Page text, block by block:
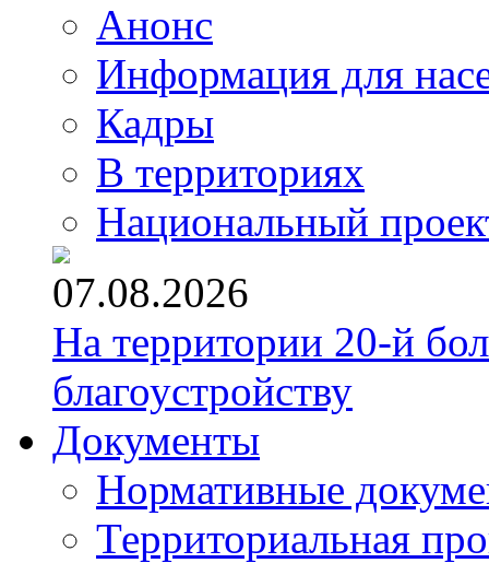
Анонс
Информация для
Кадры
В территориях
Национальный
07.08.2026
На территории 20-й
благоустройству
Документы
Нормативные
Территориальная